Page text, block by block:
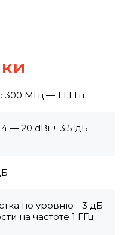
300 МГц — 1.1 ГГц
— 20 dBi + 3.5 дБ
по уровню - 3 дБ
на частоте 1 ГГц: